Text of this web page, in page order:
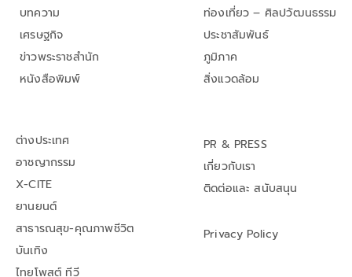
บทความ
เศรษฐกิจ
ข่าวพระราชสำนัก
หนังสือพิมพ์
ท่องเที่ยว – ศิลปวัฒนธรรม
ประชาสัมพันธ์
ภูมิภาค
สิ่งแวดล้อม
ต่างประเทศ
อาชญากรรม
X-CITE
ยานยนต์
สาธารณสุข-คุณภาพชีวิต
บันเทิง
ไทยโพสต์ ทีวี
PR & PRESS
เกี่ยวกับเรา
ติดต่อและ สนับสนุน
Privacy Policy